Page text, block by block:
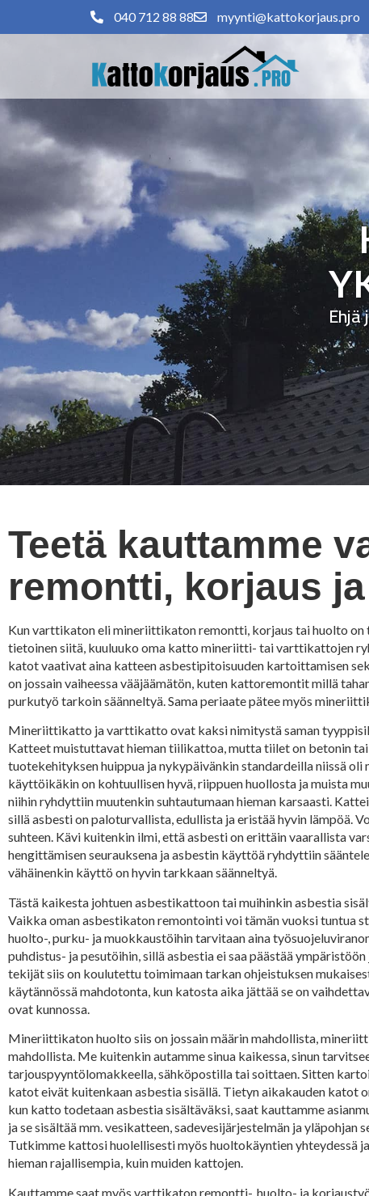
040 712 88 88 myynti@kattokorjaus.pro
Teetä kauttamme
remontti, korjaus
Kun varttikaton eli mineriittikaton remontti, korjaus tai huolto
tietoinen siitä, kuuluuko oma katto mineriitti- tai varttikattojen
katot vaativat aina katteen asbestipitoisuuden kartoittamisen
on jossain vaiheessa vääjäämätön, kuten kattoremontit millä
purkutyö tarkoin säänneltyä. Sama periaate pätee myös
Mineriittikatto ja varttikatto ovat kaksi nimitystä saman
Katteet muistuttavat hieman tiilikattoa, mutta tiilet on betonin
tuotekehityksen huippua ja nykypäivänkin standardeilla niissä oli
käyttöikäkin on kohtuullisen hyvä, riippuen huollosta ja muista
niihin ryhdyttiin muutenkin suhtautumaan hieman karsaasti.
sillä asbesti on paloturvallista, edullista ja eristää hyvin lämpöä.
suhteen. Kävi kuitenkin ilmi, että asbesti on erittäin vaarallista
hengittämisen seurauksena ja asbestin käyttöä ryhdyttiin
vähäinenkin käyttö on hyvin tarkkaan säänneltyä.
Tästä kaikesta johtuen asbestikattoon tai muihinkin asbestia
Vaikka oman asbestikaton remontointi voi tämän vuoksi tuntua
huolto-, purku- ja muokkaustöihin tarvitaan aina
puhdistus- ja pesutöihin, sillä asbestia ei saa päästää
tekijät siis on koulutettu toimimaan tarkan ohjeistuksen
käytännössä mahdotonta, kun katosta aika jättää se on
ovat kunnossa.
Mineriittikaton huolto siis on jossain määrin mahdollista,
mahdollista. Me kuitenkin autamme sinua kaikessa, sinun
tarjouspyyntölomakkeella, sähköpostilla tai soittaen. Sitten
katot eivät kuitenkaan asbestia sisällä. Tietyn aikakauden katot
kun katto todetaan asbestia sisältäväksi, saat kauttamme
ja se sisältää mm. vesikatteen, sadevesijärjestelmän ja
Tutkimme kattosi huolellisesti myös huoltokäyntien
hieman rajallisempia, kuin muiden kattojen.
Kauttamme saat myös varttikaton remontti-, huolto- ja